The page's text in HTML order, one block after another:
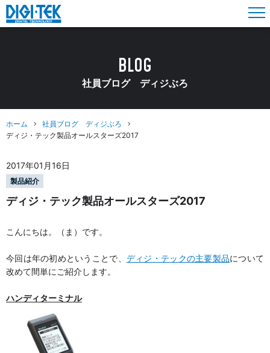
BLOG
社員ブログ ディジぶろ
ホーム
社員ブログ ディジぶろ
ディジ・テック製品オールスターズ2017
2017年01月16日
製品紹介
ディジ・テック製品オールスターズ2017
こんにちは。（ま）です。
今回は年の初めということで、 ディジ・テックの主要製品について
改めて間単にご紹介します。
ハンディターミナル